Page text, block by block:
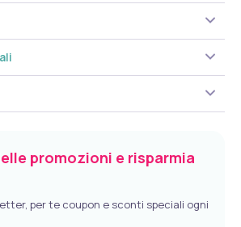
promozioni e risparmia
per te coupon e sconti speciali ogni